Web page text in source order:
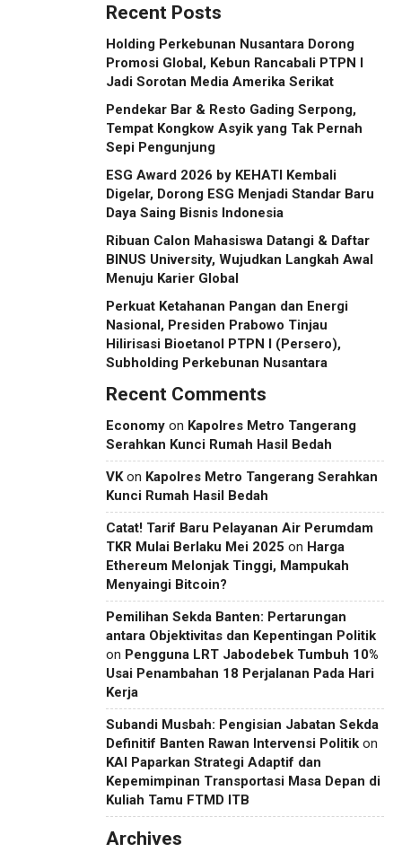
Recent Posts
Holding Perkebunan Nusantara Dorong
Promosi Global, Kebun Rancabali PTPN I
Jadi Sorotan Media Amerika Serikat
Pendekar Bar & Resto Gading Serpong,
Tempat Kongkow Asyik yang Tak Pernah
Sepi Pengunjung
ESG Award 2026 by KEHATI Kembali
Digelar, Dorong ESG Menjadi Standar Baru
Daya Saing Bisnis Indonesia
Ribuan Calon Mahasiswa Datangi & Daftar
BINUS University, Wujudkan Langkah Awal
Menuju Karier Global
Perkuat Ketahanan Pangan dan Energi
Nasional, Presiden Prabowo Tinjau
Hilirisasi Bioetanol PTPN I (Persero),
Subholding Perkebunan Nusantara
Recent Comments
Economy on Kapolres Metro Tangerang
Serahkan Kunci Rumah Hasil Bedah
VKon Kapolres Metro Tangerang Serahkan
Kunci Rumah Hasil Bedah
Catat! Tarif Baru Pelayanan Air Perumdam
TKR Mulai Berlaku Mei 2025 on Harga
Ethereum Melonjak Tinggi, Mampukah
Menyaingi Bitcoin?
Pemilihan Sekda Banten: Pertarungan
antara Objektivitas dan Kepentingan Politik
on Pengguna LRT Jabodebek Tumbuh 10%
Usai Penambahan 18 Perjalanan Pada Hari
Kerja
Subandi Musbah: Pengisian Jabatan Sekda
Definitif Banten Rawan Intervensi Politik on
KAI Paparkan Strategi Adaptif dan
Kepemimpinan Transportasi Masa Depan di
Kuliah Tamu FTMD ITB
Archives